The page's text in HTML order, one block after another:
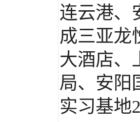
连云港、
成三亚龙
大酒店、
局、安阳
实习基地